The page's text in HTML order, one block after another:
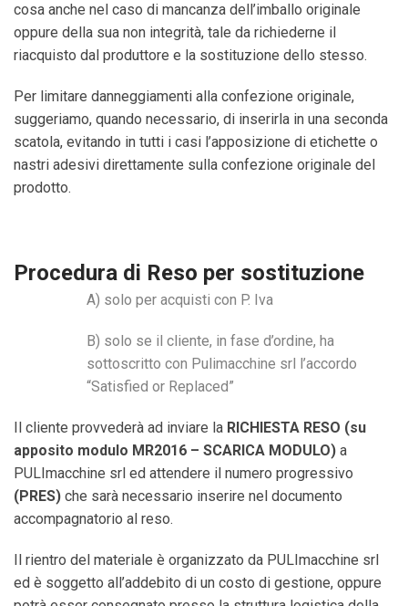
cosa anche nel caso di mancanza dell’imballo originale
oppure della sua non integrità, tale da richiederne il
riacquisto dal produttore e la sostituzione dello stesso.
Per limitare danneggiamenti alla confezione originale,
suggeriamo, quando necessario, di inserirla in una seconda
scatola, evitando in tutti i casi l’apposizione di etichette o
nastri adesivi direttamente sulla confezione originale del
prodotto.
Procedura di Reso per sostituzione
A) solo per acquisti con P. Iva
B) solo se il cliente, in fase d’ordine, ha
sottoscritto con Pulimacchine srl l’accordo
“Satisfied or Replaced”
Il cliente provvederà ad inviare la RICHIESTA RESO (su
apposito modulo MR2016 – SCARICA MODULO) a
PULImacchine srl ed attendere il numero progressivo
(PRES) che sarà necessario inserire nel documento
accompagnatorio al reso.
Il rientro del materiale è organizzato da PULImacchine srl
ed è soggetto all’addebito di un costo di gestione, oppure